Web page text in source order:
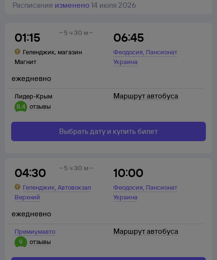
Расписание изменено 14 июля 2026
01:15
Геленджик, магазин
Магнит
06:45
Феодосия, Пансионат
Украина
5 ч 30 м
Лидер-Крым
8,4 отзывы
ежедневно
Маршрут автобуса
Выбрать дату и купить билет
04:30
Геленджик,Автовокзал
Верхний
10:00
Феодосия, Пансионат
Украина
5 ч 30 м
Премиумавто
9
отзывы
ежедневно
Маршрут автобуса